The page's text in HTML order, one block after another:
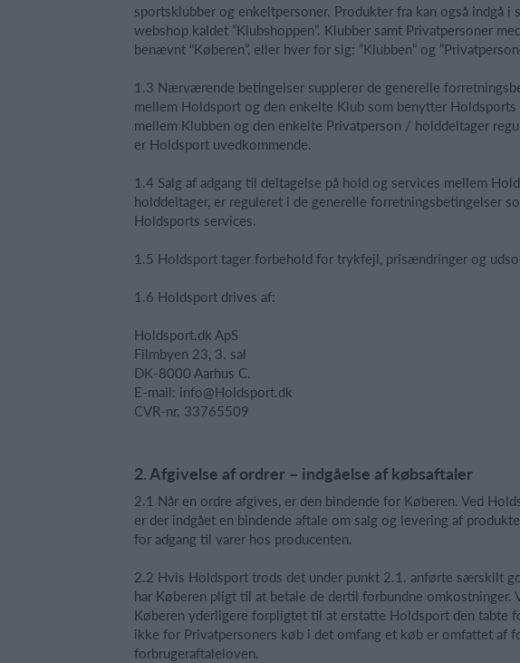
sportsklubber og enkeltpersoner. Produkter fra kan også indgå
webshop kaldet ”Klubshoppen”. Klubber samt Privatpersoner
benævnt “Køberen”, eller hver for sig: ”Klubben” og
1.3 Nærværende betingelser supplerer de generelle
mellem Holdsport og den enkelte Klub som benytter
mellem Klubben og den enkelte Privatperson / holddeltager
er Holdsport uvedkommende.
1.4 Salg af adgang til deltagelse på hold og services mellem
holddeltager, er reguleret i de generelle forretningsbetingelser
Holdsports services.
1.5 Holdsport tager forbehold for trykfejl, prisændringer og
1.6 Holdsport drives af:
Holdsport.dk ApS
Filmbyen 23, 3. sal
DK-8000 Aarhus C.
E-mail: info@Holdsport.dk
CVR-nr. 33765509
2. Afgivelse af ordrer – indgåelse af købsaftaler
2.1 Når en ordre afgives, er den bindende for Køberen. Ved
er der indgået en bindende aftale om salg og levering af
for adgang til varer hos producenten.
2.2 Hvis Holdsport trods det under punkt 2.1. anførte særskilt
har Køberen pligt til at betale de dertil forbundne omkostninger.
Køberen yderligere forpligtet til at erstatte Holdsport den tabte
ikke for Privatpersoners køb i det omfang et køb er omfattet af
forbrugeraftaleloven.